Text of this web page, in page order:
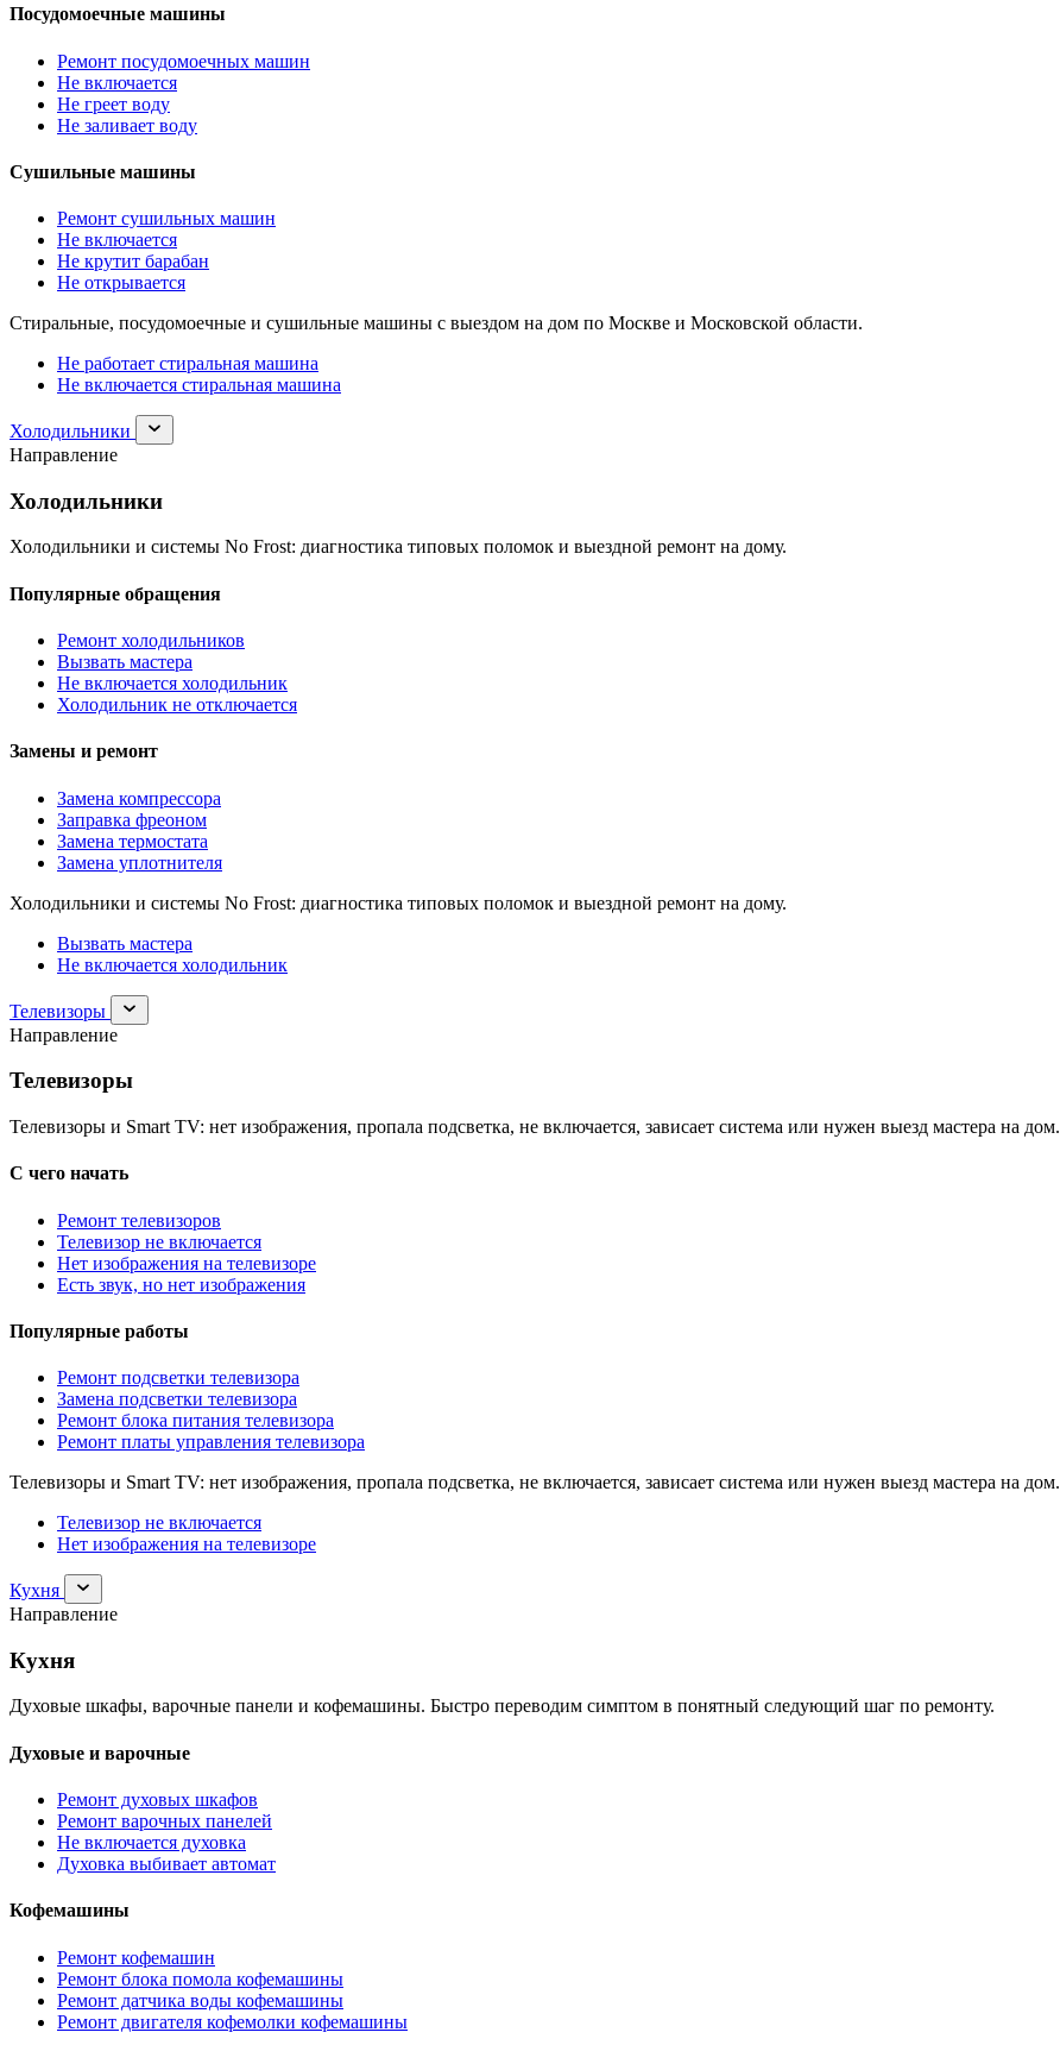
Посудомоечные машины
Ремонт посудомоечных машин
Не включается
Не греет воду
Не заливает воду
Сушильные машины
Ремонт сушильных машин
Не включается
Не крутит барабан
Не открывается
Стиральные, посудомоечные и сушильные машины с выездом на дом по Москве и Московской области.
Не работает стиральная машина
Не включается стиральная машина
Холодильники
Раскрыть
раздел
Направление
Холодильники
Холодильники и системы No Frost: диагностика типовых поломок и выездной ремонт на дому.
Популярные обращения
Ремонт холодильников
Вызвать мастера
Не включается холодильник
Холодильник не отключается
Замены и ремонт
Замена компрессора
Заправка фреоном
Замена термостата
Замена уплотнителя
Холодильники и системы No Frost: диагностика типовых поломок и выездной ремонт на дому.
Вызвать мастера
Не включается холодильник
Телевизоры
Раскрыть
раздел
Направление
Телевизоры
Телевизоры и Smart TV: нет изображения, пропала подсветка, не включается, зависает система или нужен выезд мастера на дом.
С чего начать
Ремонт телевизоров
Телевизор не включается
Нет изображения на телевизоре
Есть звук, но нет изображения
Популярные работы
Ремонт подсветки телевизора
Замена подсветки телевизора
Ремонт блока питания телевизора
Ремонт платы управления телевизора
Телевизоры и Smart TV: нет изображения, пропала подсветка, не включается, зависает система или нужен выезд мастера на дом.
Телевизор не включается
Нет изображения на телевизоре
Кухня
Раскрыть
раздел
Кухня
Направление
Кухня
Духовые шкафы, варочные панели и кофемашины. Быстро переводим симптом в понятный следующий шаг по ремонту.
Духовые и варочные
Ремонт духовых шкафов
Ремонт варочных панелей
Не включается духовка
Духовка выбивает автомат
Кофемашины
Ремонт кофемашин
Ремонт блока помола кофемашины
Ремонт датчика воды кофемашины
Ремонт двигателя кофемолки кофемашины